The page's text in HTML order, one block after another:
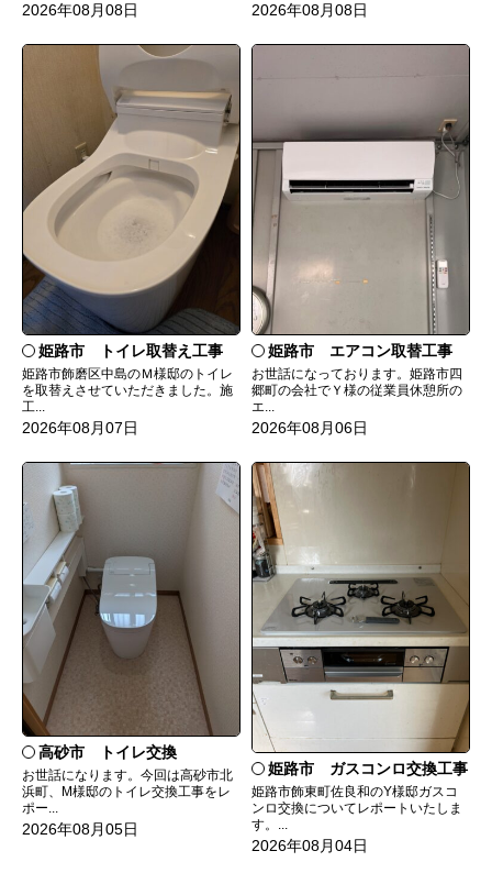
2026年08月08日 2026年08月08日
姫路市 トイレ取替え工事
姫路市飾磨区中島のＭ様邸のトイレ
を取替えさせていただきました。施
工...
2026年08月07日
姫路市 エアコン取替工事
お世話になっております。姫路市四
郷町の会社でＹ様の従業員休憩所の
エ...
2026年08月06日
高砂市 トイレ交換
お世話になります。今回は高砂市北
浜町、M様邸のトイレ交換工事をレ
ポー...
2026年08月05日
姫路市 ガスコンロ交換工事
姫路市飾東町佐良和のY様邸ガスコ
ンロ交換についてレポートいたしま
す。...
2026年08月04日